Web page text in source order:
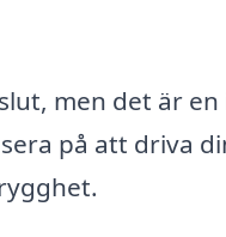
men det är
på att driva